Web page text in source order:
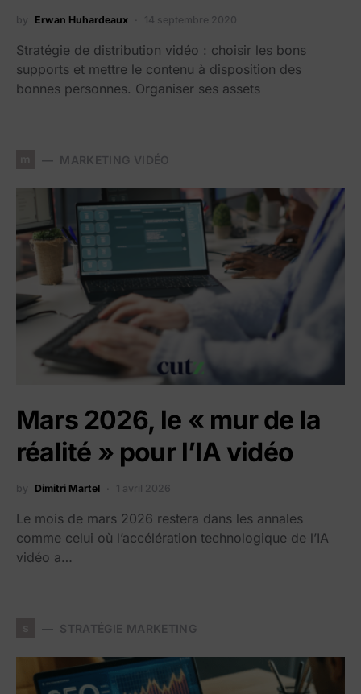
by Erwan Huhardeaux 14 septembre 2020
Stratégie de distribution vidéo : choisir les bons
supports et mettre le contenu à disposition des
bonnes personnes. Organiser ses assets
MARKETING VIDÉO
Mars 2026, le « mur de la
réalité » pour l’IA vidéo
by Dimitri Martel 1 avril 2026
Le mois de mars 2026 restera dans les annales
comme celui où l’accélération technologique de l’IA
vidéo a…
STRATÉGIE MARKETING